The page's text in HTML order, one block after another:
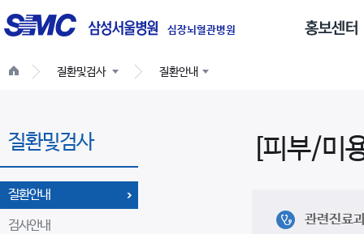
심장뇌혈관병원
글
로
네
이
션
질환및검사 질환안내
질환및검사
질환안내
검사안내
[피부/미
관련진료